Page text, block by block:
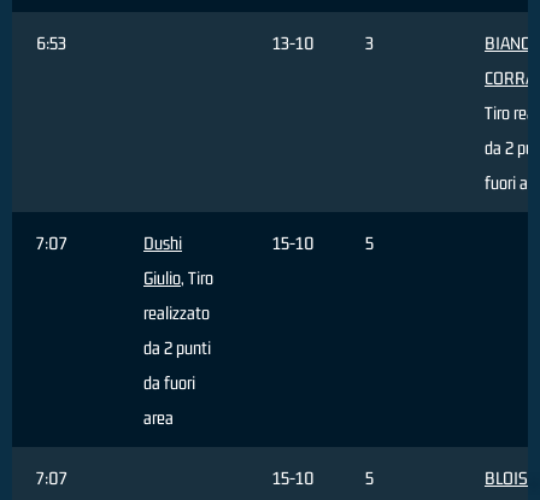
6:53 13-10 3
Tiro
da 2
fuori
7:07
Dushi
Giulio, Tiro
realizzato
da 2 punti
da fuori
area
15-10 5
7:07 15-10 5
BLOISE